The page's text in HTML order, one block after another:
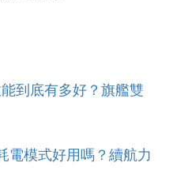
能到底有多好？旗艦雙
電模式好用嗎？續航力